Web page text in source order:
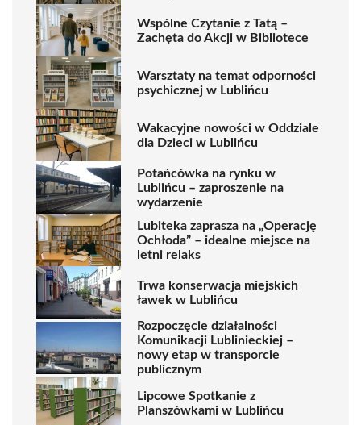
Wspólne Czytanie z Tatą –
Zachęta do Akcji w Bibliotece
Warsztaty na temat odporności
psychicznej w Lublińcu
Wakacyjne nowości w Oddziale
dla Dzieci w Lublińcu
Potańcówka na rynku w
Lublińcu – zaproszenie na
wydarzenie
Lubiteka zaprasza na „Operację
Ochłoda” – idealne miejsce na
letni relaks
Trwa konserwacja miejskich
ławek w Lublińcu
Rozpoczęcie działalności
Komunikacji Lublinieckiej –
nowy etap w transporcie
publicznym
Lipcowe Spotkanie z
Planszówkami w Lublińcu